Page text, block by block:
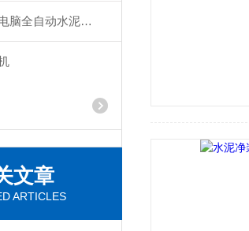
液晶（彩色）电脑全自动水泥抗折试验机
文章
ARTICLES